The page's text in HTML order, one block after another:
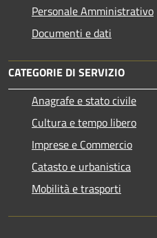
Personale Amministrativo
Documenti e dati
CATEGORIE DI SERVIZIO
Anagrafe e stato civile
Cultura e tempo libero
Imprese e Commercio
Catasto e urbanistica
Mobilità e trasporti